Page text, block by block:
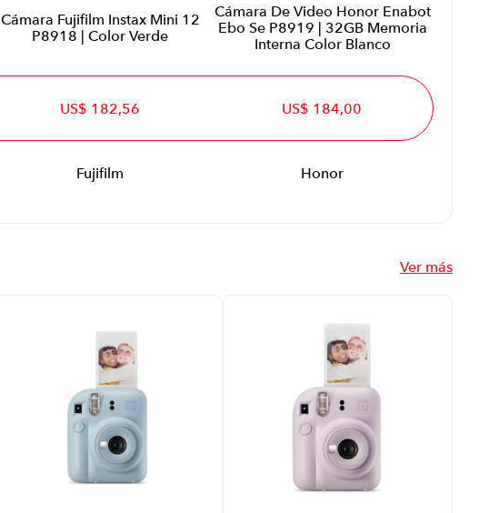
Cámara Fujifilm Instax Mini 12
P8918 | Color Verde
Cámara De Video Honor Enabot
Ebo Se P8919 | 32GB Memoria
Interna Color Blanco
US$ 182,56 US$ 184,00
Fujifilm Honor
Ver más